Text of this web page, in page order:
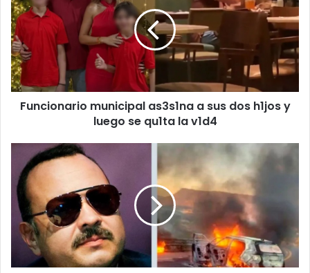
as3s1na
a
sus
dos
h1jos
y
luego
v1d4
Funcionario municipal as3s1na a sus dos h1jos y
luego se qu1ta la v1d4
familia
está
bien”:
Pepe
Aguilar
aclara
rumores
sobre